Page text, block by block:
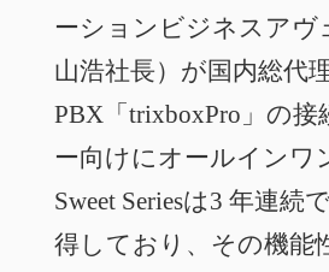
ーションビジネスアヴ
山浩社長）が国内総代
PBX「trixboxPro」の
ー向けにオールインワ
Sweet Seriesは3 年連
得しており、その機能